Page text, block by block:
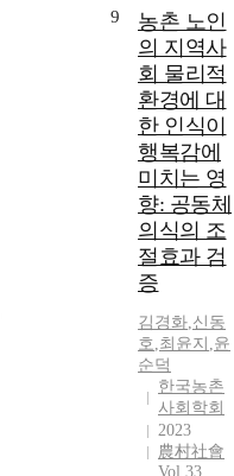
·오프라인의
점을 극대화할
수 있는 수업
계, 학습자의
능동적 참여,
그리고 촉진
가이드로서의
교수자의 역할
등이 더욱 요
되어진다. 이
위해 블렌디드
PBL 수업을 적
용하려는 교수
자의 특성을
려한 다양한
태의 지원이
분히 이루어질
필요가 있다.
9
농촌 노인
의 지역사
회 물리적
환경에 대
한 인식이
행복감에
미치는 영
향: 공동체
의식의 조
절효과 검
증
김경화,신동
호,최윤지 ,윤
순덕
한국농촌
사회학회
2023
農村社會
Vol.33